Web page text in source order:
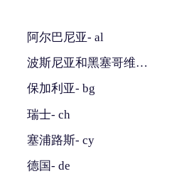
阿尔巴尼亚- al
波斯尼亚和黑塞哥维那- ba
保加利亚- bg
瑞士- ch
塞浦路斯- cy
德国- de